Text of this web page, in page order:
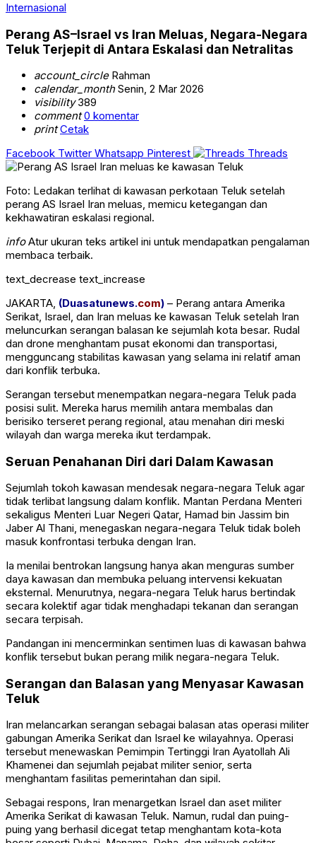
Internasional
Perang AS–Israel vs Iran Meluas, Negara-Negara
Teluk Terjepit di Antara Eskalasi dan Netralitas
account_circleRahman
calendar_monthSenin, 2 Mar 2026
visibility389
comment 0 komentar
print Cetak
Facebook Twitter Whatsapp Pinterest Threads
Foto: Ledakan terlihat di kawasan perkotaan Teluk setelah
perang AS Israel Iran meluas, memicu ketegangan dan
kekhawatiran eskalasi regional.
infoAtur ukuran teks artikel ini untuk mendapatkan pengalaman
membaca terbaik.
text_decrease text_increase
JAKARTA, (Duasatunews.com) – Perang antara Amerika
Serikat, Israel, dan Iran meluas ke kawasan Teluk setelah Iran
meluncurkan serangan balasan ke sejumlah kota besar. Rudal
dan drone menghantam pusat ekonomi dan transportasi,
mengguncang stabilitas kawasan yang selama ini relatif aman
dari konflik terbuka.
Serangan tersebut menempatkan negara-negara Teluk pada
posisi sulit. Mereka harus memilih antara membalas dan
berisiko terseret perang regional, atau menahan diri meski
wilayah dan warga mereka ikut terdampak.
Seruan Penahanan Diri dari Dalam Kawasan
Sejumlah tokoh kawasan mendesak negara-negara Teluk agar
tidak terlibat langsung dalam konflik. Mantan Perdana Menteri
sekaligus Menteri Luar Negeri Qatar, Hamad bin Jassim bin
Jaber Al Thani, menegaskan negara-negara Teluk tidak boleh
masuk konfrontasi terbuka dengan Iran.
Ia menilai bentrokan langsung hanya akan menguras sumber
daya kawasan dan membuka peluang intervensi kekuatan
eksternal. Menurutnya, negara-negara Teluk harus bertindak
secara kolektif agar tidak menghadapi tekanan dan serangan
secara terpisah.
Pandangan ini mencerminkan sentimen luas di kawasan bahwa
konflik tersebut bukan perang milik negara-negara Teluk.
Serangan dan Balasan yang Menyasar Kawasan
Teluk
Iran melancarkan serangan sebagai balasan atas operasi militer
gabungan Amerika Serikat dan Israel ke wilayahnya. Operasi
tersebut menewaskan Pemimpin Tertinggi Iran Ayatollah Ali
Khamenei dan sejumlah pejabat militer senior, serta
menghantam fasilitas pemerintahan dan sipil.
Sebagai respons, Iran menargetkan Israel dan aset militer
Amerika Serikat di kawasan Teluk. Namun, rudal dan puing-
puing yang berhasil dicegat tetap menghantam kota-kota